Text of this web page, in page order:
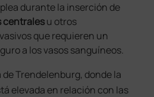
durante la inserción de
centralesu otros
que requieren un
a los vasos sanguíneos.
Trendelenburg, donde la
elevada en relación con las